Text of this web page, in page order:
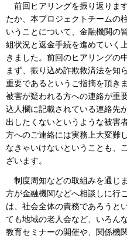
前回ヒアリングを振り返りま
たか、本プロジェクトチームの
いうことについて、金融機関の
組状況と返金手続を進めていく
きました。前回のヒアリングの
まず、振り込め詐欺救済法を知
重要であるというご指摘を頂き
被害が疑われる方への連絡が重
込人欄に記載されている連絡先
出したくないというような被害
方へのご連絡には実務上大変難
なきゃいけないということも、
ざいます。
制度周知などの取組みを通じ
方が金融機関などへ相談しに行
は、社会全体の責務であろうと
ても地域の老人会など、いろん
教育セミナーの開催や、関係機